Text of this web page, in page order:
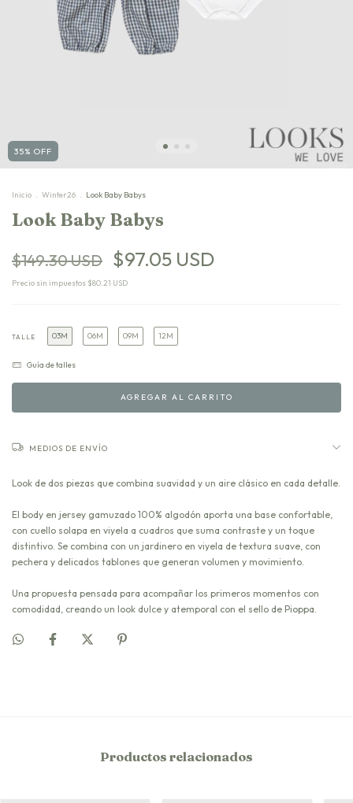
35% OFF
Inicio Winter26 Look Baby Babys
Look Baby Babys
$149.30 USD $97.05 USD
Precio sin impuestos $80.21 USD
TALLE 03M 06M 09M 12M
Guía de talles
MEDIOS DE ENVÍO
Look de dos piezas que combina suavidad y un aire clásico en cada detalle.
El body en jersey gamuzado 100% algodón aporta una base confortable,
con cuello solapa en viyela a cuadros que suma contraste y un toque
distintivo. Se combina con un jardinero en viyela de textura suave, con
pechera y delicados tablones que generan volumen y movimiento.
Una propuesta pensada para acompañar los primeros momentos con
comodidad, creando un look dulce y atemporal con el sello de Pioppa.
Productos relacionados